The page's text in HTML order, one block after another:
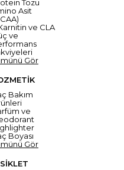
Tozu
Asit
ve CLA
ve
Gör
Bakım
ve
Boyası
Gör